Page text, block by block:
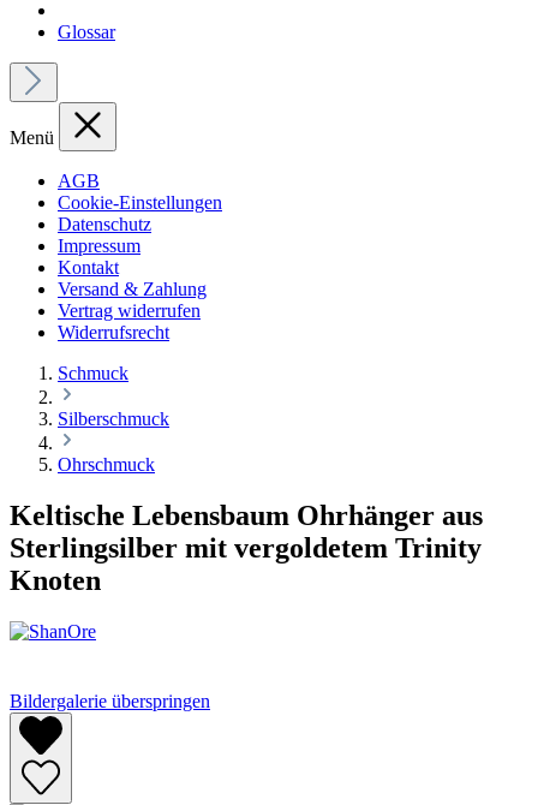
Glossar
Menü
AGB
Cookie-Einstellungen
Datenschutz
Impressum
Kontakt
Versand & Zahlung
Vertrag widerrufen
Widerrufsrecht
Schmuck
Silberschmuck
Ohrschmuck
Keltische Lebensbaum Ohrhänger aus
Sterlingsilber mit vergoldetem Trinity
Knoten
Bildergalerie überspringen